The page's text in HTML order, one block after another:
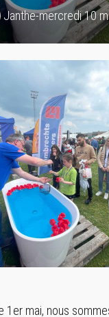
Janthe-mercredi 10
1er mai, nous